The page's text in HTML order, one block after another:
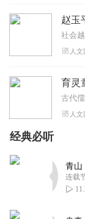
人
育灵
人
经典必听
连载